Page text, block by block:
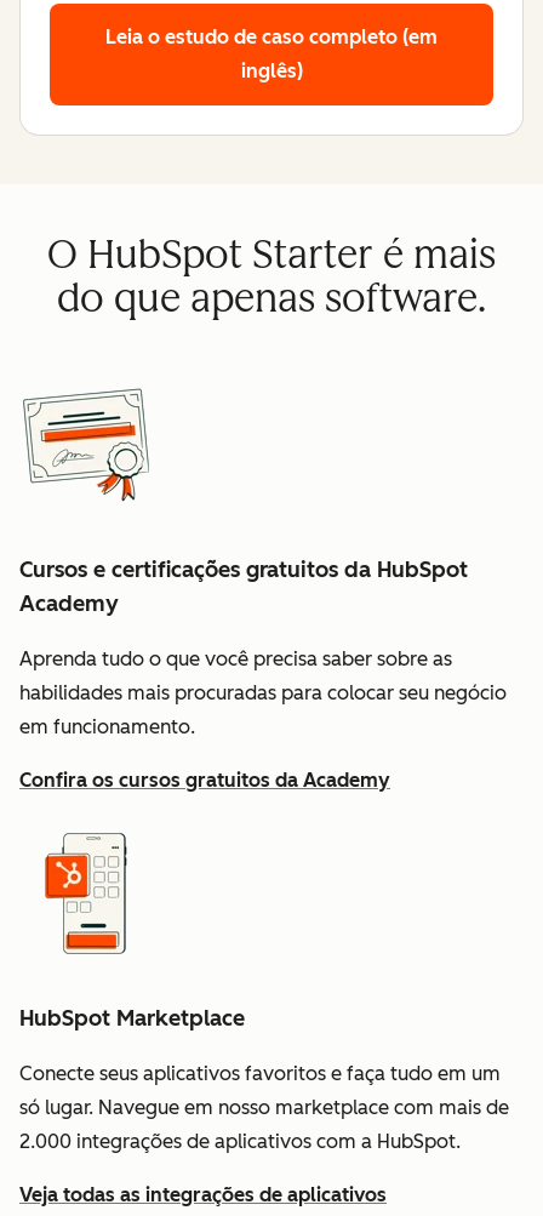
Leia o estudo de caso completo (em
inglês)
O HubSpot Starter é mais
do que apenas software.
Cursos e certificações gratuitos da HubSpot
Academy
Aprenda tudo o que você precisa saber sobre as
habilidades mais procuradas para colocar seu negócio
em funcionamento.
Confira os cursos gratuitos da Academy
HubSpot Marketplace
Conecte seus aplicativos favoritos e faça tudo em um
só lugar. Navegue em nosso marketplace com mais de
2.000 integrações de aplicativos com a HubSpot.
Veja todas as integrações de aplicativos